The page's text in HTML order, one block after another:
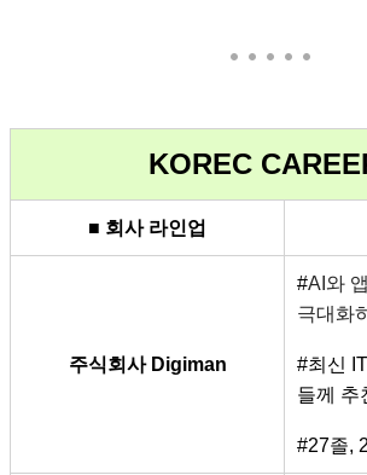
KOREC
■ 회사 라인업
주식회사 Digiman
#AI와
극대화
#최신
들께 추
#27졸,